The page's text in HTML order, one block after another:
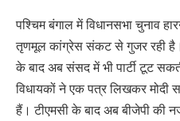
पश्चिम बंगाल में विधानसभा चुनाव
तृणमूल कांग्रेस संकट से गुजर रही है।
के बाद अब संसद में भी पार्टी टूट
विधायकों ने एक पत्र लिखकर मोदी
हैं। टीएमसी के बाद अब बीजेपी की